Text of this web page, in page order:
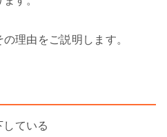
理由をご説明します。
ている